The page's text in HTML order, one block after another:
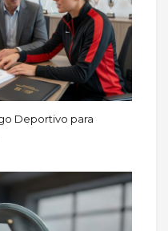
Deportivo para